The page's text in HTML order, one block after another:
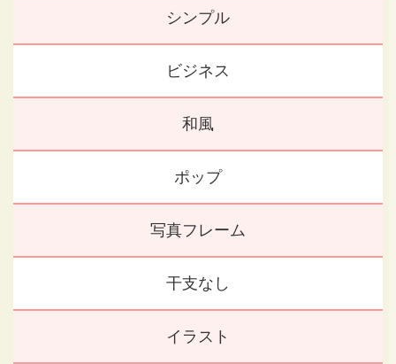
シンプル
ビジネス
和風
ポップ
写真フレーム
干支なし
イラスト